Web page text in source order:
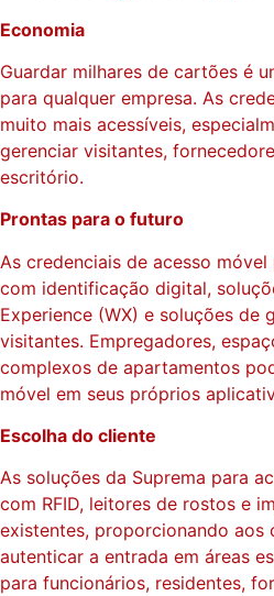
Economia
Guardar milhares de cartões é
para qualquer empresa. As
muito mais acessíveis,
gerenciar visitantes,
escritório.
Prontas para o futuro
As credenciais de acesso
com identificação digital,
Experience (WX) e soluções de
visitantes. Empregadores,
complexos de apartamentos
móvel em seus próprios
Escolha do cliente
As soluções da Suprema para
com RFID, leitores de rostos e
existentes, proporcionando aos
autenticar a entrada em áreas
para funcionários, residentes,